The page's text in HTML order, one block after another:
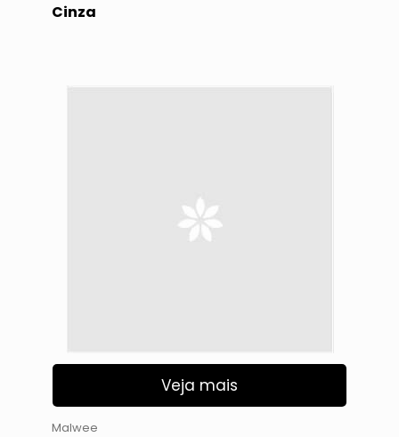
Cinza
Veja mais
Malwee